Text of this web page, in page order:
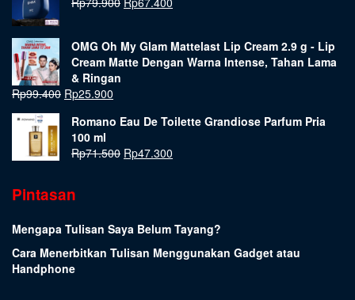
OMG Oh My Glam Mattelast Lip Cream 2.9 g - Lip
Cream Matte Dengan Warna Intense, Tahan Lama
& Ringan
Rp99.400 Rp25.900
Romano Eau De Toilette Grandiose Parfum Pria
100 ml
Rp71.500 Rp47.300
Pintasan
Mengapa Tulisan Saya Belum Tayang?
Cara Menerbitkan Tulisan Menggunakan Gadget atau
Handphone